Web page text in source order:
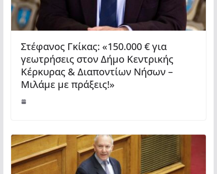
Στέφανος Γκίκας: «150.000 € για
γεωτρήσεις στον Δήμο Κεντρικής
Κέρκυρας & Διαποντίων Νήσων –
Μιλάμε με πράξεις!»